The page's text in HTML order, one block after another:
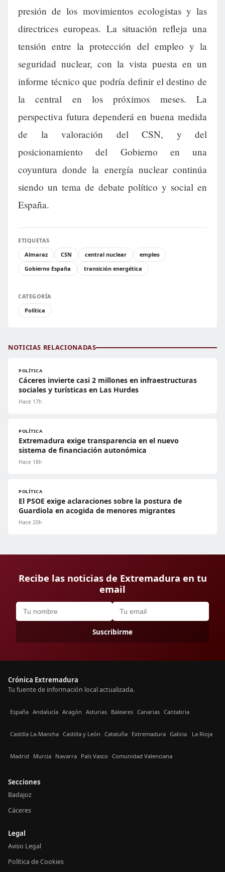
presión de los movimientos ecologistas y las
directrices europeas. La situación refleja una
tensión entre la protección del empleo y la
seguridad nuclear, con la vista puesta en un
informe técnico que podría definir el destino de
la central en los próximos meses. La
perspectiva futura dependerá en buena medida
de la valoración del CSN, y del
posicionamiento del Gobierno en una
coyuntura donde la energía nuclear continúa
siendo un tema de debate político y social en
España.
ETIQUETAS
Almaraz
CSN central nuclear
empleo
Gobierno España
transición energética
CATEGORÍA
Política
NOTICIAS RELACIONADAS
POLÍTICA
Cáceres invierte casi 2 millones en infraestructuras
sociales y turísticas en Las Hurdes
Hace 17h
POLÍTICA
Extremadura exige transparencia en el nuevo
sistema de financiación autonómica
Hace 18h
POLÍTICA
El PSOE exige aclaraciones sobre la postura de
Guardiola en acogida de menores migrantes
Hace 20h
Recibe las noticias de Extremadura en tu
email
Suscribirme
Crónica Extremadura
Tu fuente de información local actualizada.
España Andalucía Aragón Asturias Baleares Canarias Cantabria
Castilla La-Mancha Castilla y León Cataluña Extremadura Galicia La Rioja
Madrid Murcia Navarra País Vasco Comunidad Valenciana
Secciones
Badajoz
Cáceres
Legal
Aviso Legal
Política de Cookies